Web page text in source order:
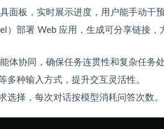
面板，实时展示进度，用户能手动干
）部署 Web 应用，生成可分享链接
体协同，确保任务连贯性和复杂任务处
多种输入方式，提升交互灵活性。
选择，每次对话按模型消耗问答次数。